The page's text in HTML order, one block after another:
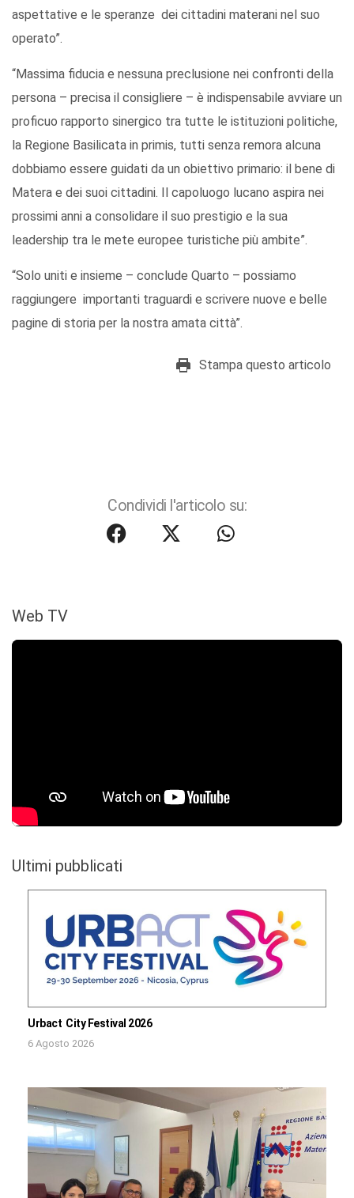
aspettative e le speranze dei cittadini materani nel suo
operato”.
“Massima fiducia e nessuna preclusione nei confronti della
persona – precisa il consigliere – è indispensabile avviare un
proficuo rapporto sinergico tra tutte le istituzioni politiche,
la Regione Basilicata in primis, tutti senza remora alcuna
dobbiamo essere guidati da un obiettivo primario: il bene di
Matera e dei suoi cittadini. Il capoluogo lucano aspira nei
prossimi anni a consolidare il suo prestigio e la sua
leadership tra le mete europee turistiche più ambite”.
“Solo uniti e insieme – conclude Quarto – possiamo
raggiungere importanti traguardi e scrivere nuove e belle
pagine di storia per la nostra amata città”.
Stampa questo articolo
Condividi l'articolo su:
Web TV
Ultimi pubblicati
Urbact City Festival 2026
6 Agosto 2026